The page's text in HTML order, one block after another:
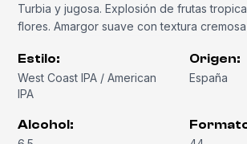
Turbia y jugosa. Explosión de frutas
flores. Amargor suave con textura
Estilo:
West Coast IPA / American
IPA
Origen:
España
Alcohol: